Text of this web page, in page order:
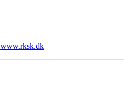
www.rksk.dk